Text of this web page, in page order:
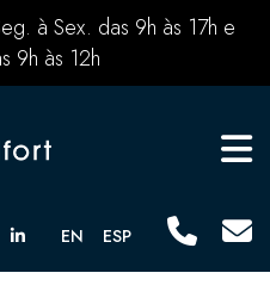
à Sex. das 9h às 17h e
9h às 12h
EN ESP